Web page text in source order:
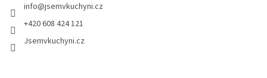
info@jsemvkuchyni.cz
+420 608 424 121
Jsemvkuchyni.cz